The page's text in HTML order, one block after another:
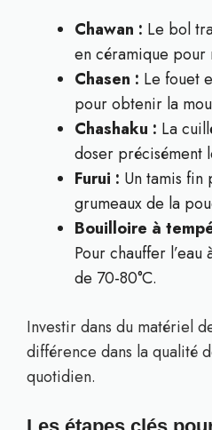
Chawan : Le bol
en céramique pour
Chasen : Le fouet
pour obtenir la
Chashaku : La
doser précisément
Furui : Un tamis fin
grumeaux de la
Bouilloire à
Pour chauffer
de 70-80°C.
Investir dans du matériel
différence dans la qualité
quotidien.